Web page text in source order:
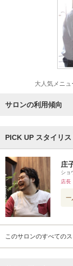
大人気メニ
サロンの利用傾向
PICK UP スタイリス
庄
ショ
店長
一
このサロンのすべての